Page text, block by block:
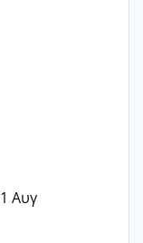
1 Αυγ